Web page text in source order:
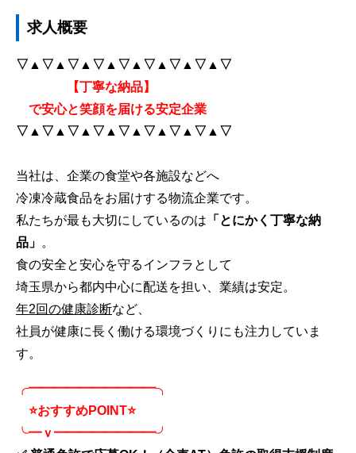
求人概要
▽▲▽▲▽▲▽▲▽▲▽▲▽▲▽▲▽
【丁寧な納品】
で安心と笑顔を届ける安定企業
▽▲▽▲▽▲▽▲▽▲▽▲▽▲▽▲▽
当社は、企業の食堂や各施設などへ
冷凍冷蔵食品をお届けする物流企業です。
私たちが最も大切にしているのは 「とにかく丁寧な納
品」 。
食の安全と安心を守るインフラとして
埼玉県から都内中心に配送を担い、業績は安定。
年2回の健康診断など、
社員が健康に長く働ける環境づくりにも注力していま
す。
╭━━━━━━━━━━╮
⭐おすすめPOINT⭐
╰━ｖ━━━━━━━━╯